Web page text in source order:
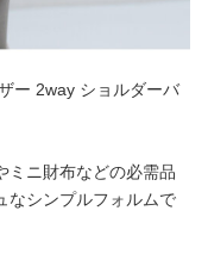
ー 2way ショルダーバ
ミニ財布などの必需品
なシンプルフォルムで